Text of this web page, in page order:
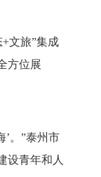
文旅”集成
方位展
。”泰州市
设青年和人